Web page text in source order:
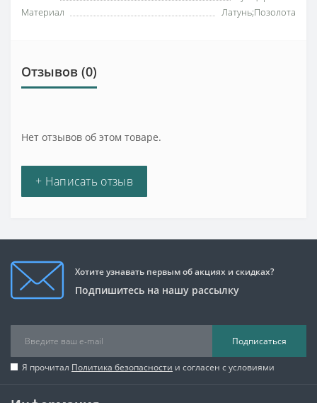
Материал
Латунь;Позолота
Отзывов (0)
Нет отзывов об этом товаре.
+ Написать отзыв
Хотите узнавать первым об акциях и скидках?
Подпишитесь на нашу рассылку
Подписаться
Я прочитал Политика безопасности и согласен с условиями